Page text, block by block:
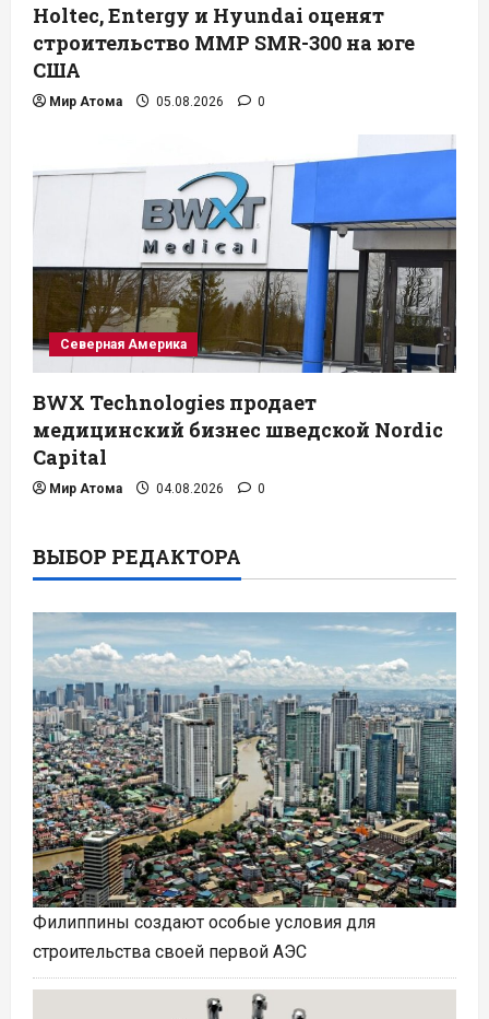
Holtec, Entergy и Hyundai оценят
строительство ММР SMR-300 на юге
США
Мир Атома 05.08.2026 0
Северная Америка
BWX Technologies продает
медицинский бизнес шведской Nordic
Capital
Мир Атома 04.08.2026 0
ВЫБОР РЕДАКТОРА
Филиппины создают особые условия для
строительства своей первой АЭС